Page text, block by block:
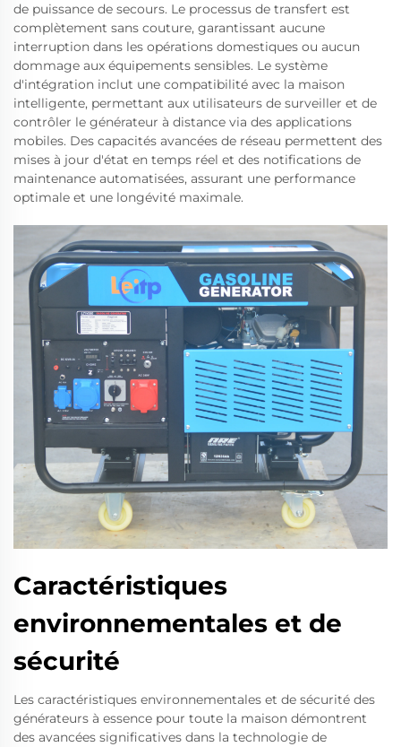
de puissance de secours. Le processus de transfert est
complètement sans couture, garantissant aucune
interruption dans les opérations domestiques ou aucun
dommage aux équipements sensibles. Le système
d'intégration inclut une compatibilité avec la maison
intelligente, permettant aux utilisateurs de surveiller et de
contrôler le générateur à distance via des applications
mobiles. Des capacités avancées de réseau permettent des
mises à jour d'état en temps réel et des notifications de
maintenance automatisées, assurant une performance
optimale et une longévité maximale.
Caractéristiques
environnementales et de
sécurité
Les caractéristiques environnementales et de sécurité des
générateurs à essence pour toute la maison démontrent
des avancées significatives dans la technologie de